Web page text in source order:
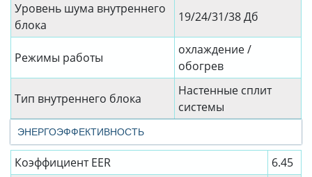
Уровень шума внутреннего
блока
19/24/31/38 Дб
Режимы работы
охлаждение /
обогрев
Тип внутреннего блока
Настенные сплит
системы
ЭНЕРГОЭФФЕКТИВНОСТЬ
Коэффициент EER 6.45